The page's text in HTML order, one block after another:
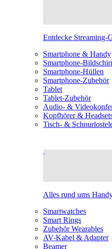
Entdecke Streaming-
Smartphone & Handy
Smartphone-
Smartphone-Hüllen
Smartphone-Zubehör
Tablet
Tablet-Zubehör
Audio- &
Kopfhörer &
Tisch- &
Alles rund ums
Smartwatches
Smart Rings
Zubehör Wearables
AV-Kabel & Adapter
Beamer